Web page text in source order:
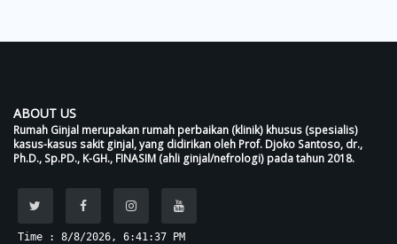
ABOUT US
Rumah Ginjal merupakan rumah perbaikan (klinik) khusus (spesialis)
kasus-kasus sakit ginjal, yang didirikan oleh Prof. Djoko Santoso, dr.,
Ph.D., Sp.PD., K-GH., FINASIM (ahli ginjal/nefrologi) pada tahun 2018.
Time : 8/8/2026, 6:41:38 PM